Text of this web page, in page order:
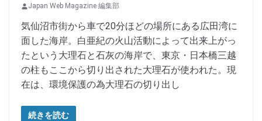
Japan Web Magazine 編集部
気仙沼市街から車で20分ほどの場所にある広田湾に
面した海岸。白亜紀の火山活動によって出来上がっ
たという大理石と石灰の海岸で、東京・日本橋三越
の柱もここから切り出された大理石が使われた。現
在は、環境保護の為大理石の切り出し
続きを読む